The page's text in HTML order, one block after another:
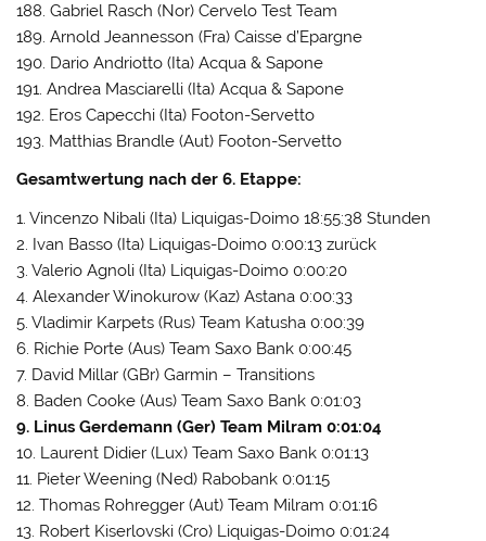
188. Gabriel Rasch (Nor) Cervelo Test Team
189. Arnold Jeannesson (Fra) Caisse d’Epargne
190. Dario Andriotto (Ita) Acqua & Sapone
191. Andrea Masciarelli (Ita) Acqua & Sapone
192. Eros Capecchi (Ita) Footon-Servetto
193. Matthias Brandle (Aut) Footon-Servetto
Gesamtwertung nach der 6. Etappe:
1. Vincenzo Nibali (Ita) Liquigas-Doimo 18:55:38 Stunden
2. Ivan Basso (Ita) Liquigas-Doimo 0:00:13 zurück
3. Valerio Agnoli (Ita) Liquigas-Doimo 0:00:20
4. Alexander Winokurow (Kaz) Astana 0:00:33
5. Vladimir Karpets (Rus) Team Katusha 0:00:39
6. Richie Porte (Aus) Team Saxo Bank 0:00:45
7. David Millar (GBr) Garmin – Transitions
8. Baden Cooke (Aus) Team Saxo Bank 0:01:03
9. Linus Gerdemann (Ger) Team Milram 0:01:04
10. Laurent Didier (Lux) Team Saxo Bank 0:01:13
11. Pieter Weening (Ned) Rabobank 0:01:15
12. Thomas Rohregger (Aut) Team Milram 0:01:16
13. Robert Kiserlovski (Cro) Liquigas-Doimo 0:01:24